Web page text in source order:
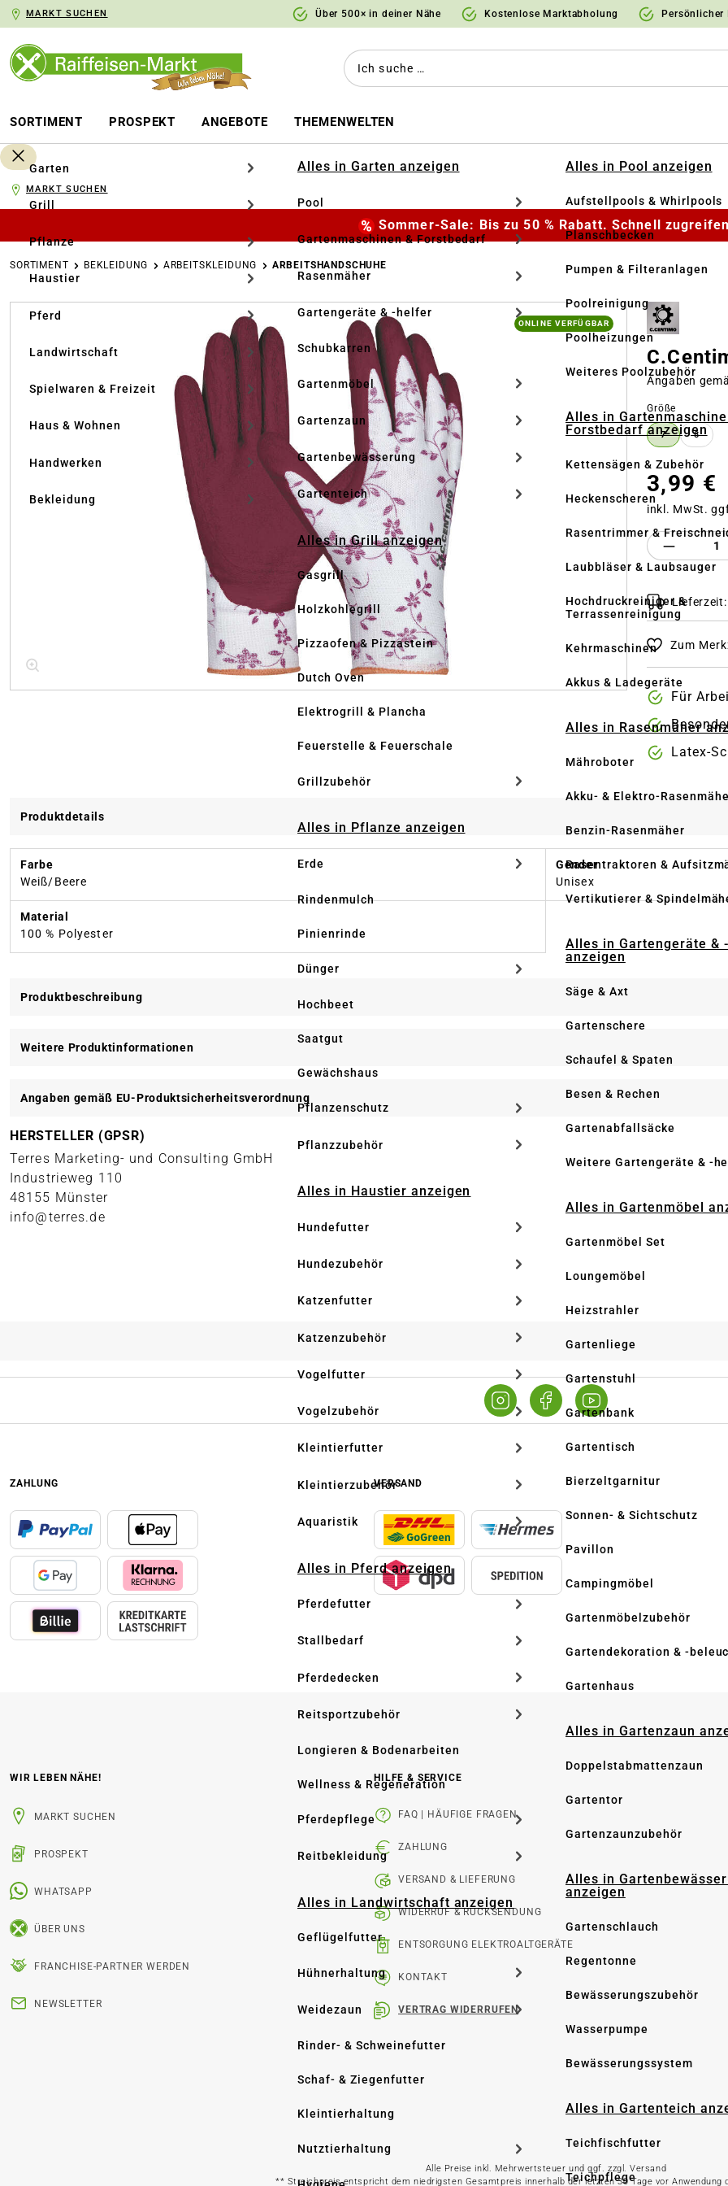
Zur Hauptnavigation springen
MARKT SUCHEN Über 500× in deiner Nähe Kostenlose Marktabholung Persönlicher
SORTIMENT PROSPEKT ANGEBOTE THEMENWELTEN
Garten
Grill
Pflanze
Haustier
Pferd
Landwirtschaft
Spielwaren & Freizeit
Haus & Wohnen
Handwerken
Bekleidung
Alles in Garten anzeigen
Pool
Gartenmaschinen & Forstbedarf
Rasenmäher
Gartengeräte & -helfer
Schubkarren
Gartenmöbel
Gartenzaun
Gartenbewässerung
Gartenteich
Alles in Grill anzeigen
Gasgrill
Holzkohlegrill
Pizzaofen & Pizzastein
Dutch Oven
Elektrogrill & Plancha
Feuerstelle & Feuerschale
Grillzubehör
Alles in Pflanze anzeigen
Erde
Rindenmulch
Pinienrinde
Dünger
Hochbeet
Saatgut
Gewächshaus
Pflanzenschutz
Pflanzzubehör
Alles in Haustier anzeigen
Hundefutter
Hundezubehör
Katzenfutter
Katzenzubehör
Vogelfutter
Vogelzubehör
Kleintierfutter
Kleintierzubehör
Aquaristik
Alles in Pferd anzeigen
Pferdefutter
Stallbedarf
Pferdedecken
Reitsportzubehör
Longieren & Bodenarbeiten
Wellness & Regeneration
Pferdepflege
Reitbekleidung
Alles in Landwirtschaft anzeigen
Geflügelfutter
Hühnerhaltung
Weidezaun
Rinder- & Schweinefutter
Schaf- & Ziegenfutter
Kleintierhaltung
Nutztierhaltung
Alles in Pool anzeigen
Aufstellpools & Whirlpools
Planschbecken
Pumpen & Filteranlagen
Poolreinigung
Poolheizungen
Weiteres Poolzubehör
Alles in
Forstbedarf anzeigen
Kettensägen & Zubehör
Heckenscheren
Rasentrimmer &
Laubbläser & Laubsauger
Hochdruckreiniger &
Terrassenreinigung
Kehrmaschinen
Akkus & Ladegeräte
Alles in Rasenmäher
Mähroboter
Akku- & Elektro-
Benzin-Rasenmäher
Rasentraktoren &
Vertikutierer &
Alles in Gartengeräte &
anzeigen
Säge & Axt
Gartenschere
Schaufel & Spaten
Besen & Rechen
Gartenabfallsäcke
Weitere Gartengeräte & -
Alles in Gartenmöbel
Gartenmöbel Set
Loungemöbel
Heizstrahler
Gartenliege
Gartenstuhl
Gartenbank
Gartentisch
Bierzeltgarnitur
Sonnen- & Sichtschutz
Pavillon
Campingmöbel
Gartenmöbelzubehör
Gartendekoration & -
Gartenhaus
Alles in Gartenzaun
Doppelstabmattenzaun
Gartentor
Gartenzaunzubehör
Alles in
anzeigen
Gartenschlauch
Regentonne
Bewässerungszubehör
Wasserpumpe
Bewässerungssystem
Alles in Gartenteich
Teichfischfutter
Teichpflege
MARKT SUCHEN
Sommer-Sale: Bis zu 50 % Rabatt. Schnell
SORTIMENT BEKLEIDUNG ARBEITSKLEIDUNG ARBEITSHANDSCHUHE
Bildergalerie überspringen
ONLINE VERFÜGBAR
Angaben
Größe
7 8
3,99 €
inkl. MwSt.
Produkt
Lieferzeit:
Zum
Für
Latex-
Produktdetails
Farbe
Weiß/Beere
Gender
Unisex
Material
100 % Polyester
Produktbeschreibung
Weitere Produktinformationen
Angaben gemäß EU-Produktsicherheitsverordnung
HERSTELLER (GPSR)
Terres Marketing- und Consulting GmbH
Industrieweg 110
48155 Münster
info@terres.de
ZAHLUNG VERSAND
WIR LEBEN NÄHE!
MARKT SUCHEN
PROSPEKT
WHATSAPP
ÜBER UNS
FRANCHISE-PARTNER WERDEN
NEWSLETTER
HILFE & SERVICE
FAQ | HÄUFIGE FRAGEN
ZAHLUNG
VERSAND & LIEFERUNG
WIDERRUF & RÜCKSENDUNG
ENTSORGUNG ELEKTROALTGERÄTE
KONTAKT
VERTRAG WIDERRUFEN
Alle Preise inkl. Mehrwertsteuer und ggf. zzgl. Versand
** Streichpreis entspricht dem niedrigsten Gesamtpreis innerhalb der letzten 30 Tage vor Anwendung